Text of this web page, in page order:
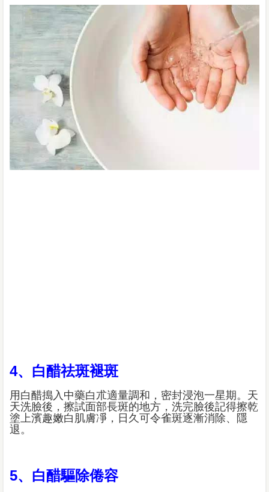
4、白醋祛斑褪斑
用白醋搗入中藥白朮適量調和，密封浸泡一星期。天
天洗臉後，擦試面部長斑的地方，洗完臉後記得擦乾
塗上濱趣嫩白肌膚凈，日久可令雀斑逐漸消除、隱
退。
5、白醋驅除倦容